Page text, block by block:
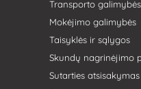
Transporto galimybės
Mokėjimo galimybės
Taisyklės ir sąlygos
Skundų nagrinėjimo
Sutarties